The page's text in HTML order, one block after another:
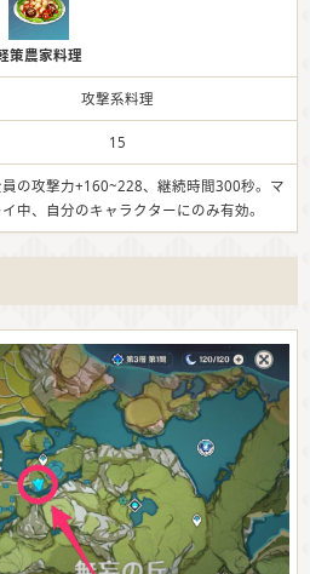
策農家料理
攻撃系料理
15
の攻撃力+160~228、継続時間300秒。マ
中、自分のキャラクターにのみ有効。